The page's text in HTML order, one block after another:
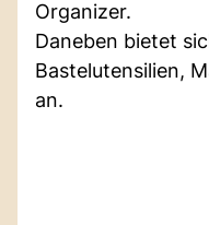
Organizer.
Daneben bietet
Bastelutensilien,
an.